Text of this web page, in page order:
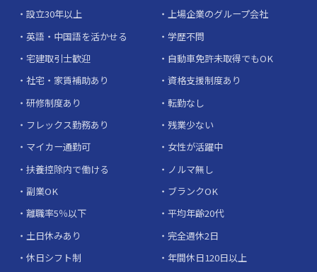
設立30年以上
上場企業のグループ会社
英語・中国語を活かせる
学歴不問
宅建取引士歓迎
自動車免許未取得でもOK
社宅・家賃補助あり
資格支援制度あり
研修制度あり
転勤なし
フレックス勤務あり
残業少ない
マイカー通勤可
女性が活躍中
扶養控除内で働ける
ノルマ無し
副業OK
ブランクOK
離職率5％以下
平均年齢20代
土日休みあり
完全週休2日
休日シフト制
年間休日120日以上